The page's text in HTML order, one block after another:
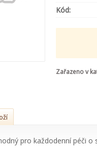
Kód:
Zařazeno v
pro každodenní péči o